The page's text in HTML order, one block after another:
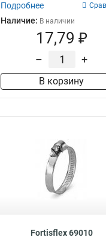
Подробнее
Наличие: В наличии
17,79 ₽
– +
В корзину
Fortisflex 69010